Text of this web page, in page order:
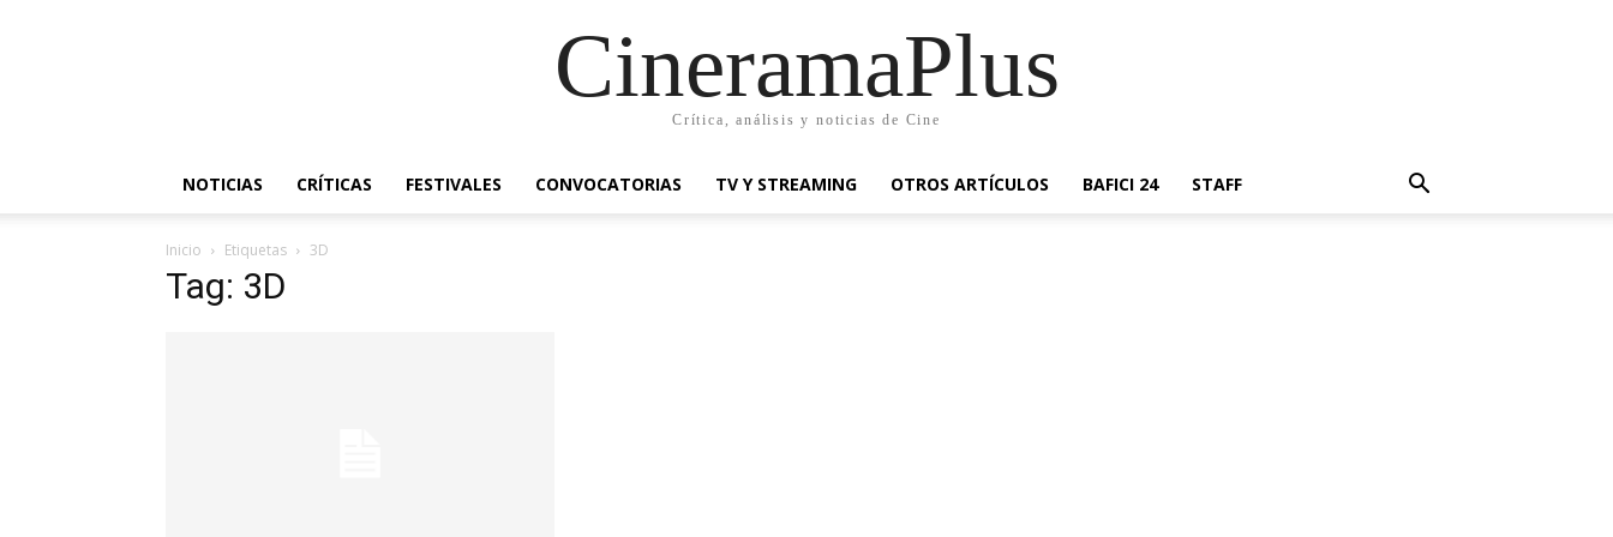
CineramaPlus
Crítica, análisis y noticias de Cine
NOTICIAS CRÍTICAS FESTIVALES CONVOCATORIAS TV Y STREAMING OTROS ARTÍCULOS BAFICI 24 STAFF
Inicio Etiquetas 3D
Tag: 3D